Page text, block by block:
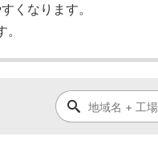
くなります。